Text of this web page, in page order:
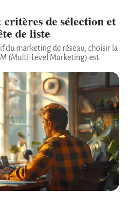
de sélection et
de liste
du marketing de réseau, choisir la
(Multi-Level Marketing) est